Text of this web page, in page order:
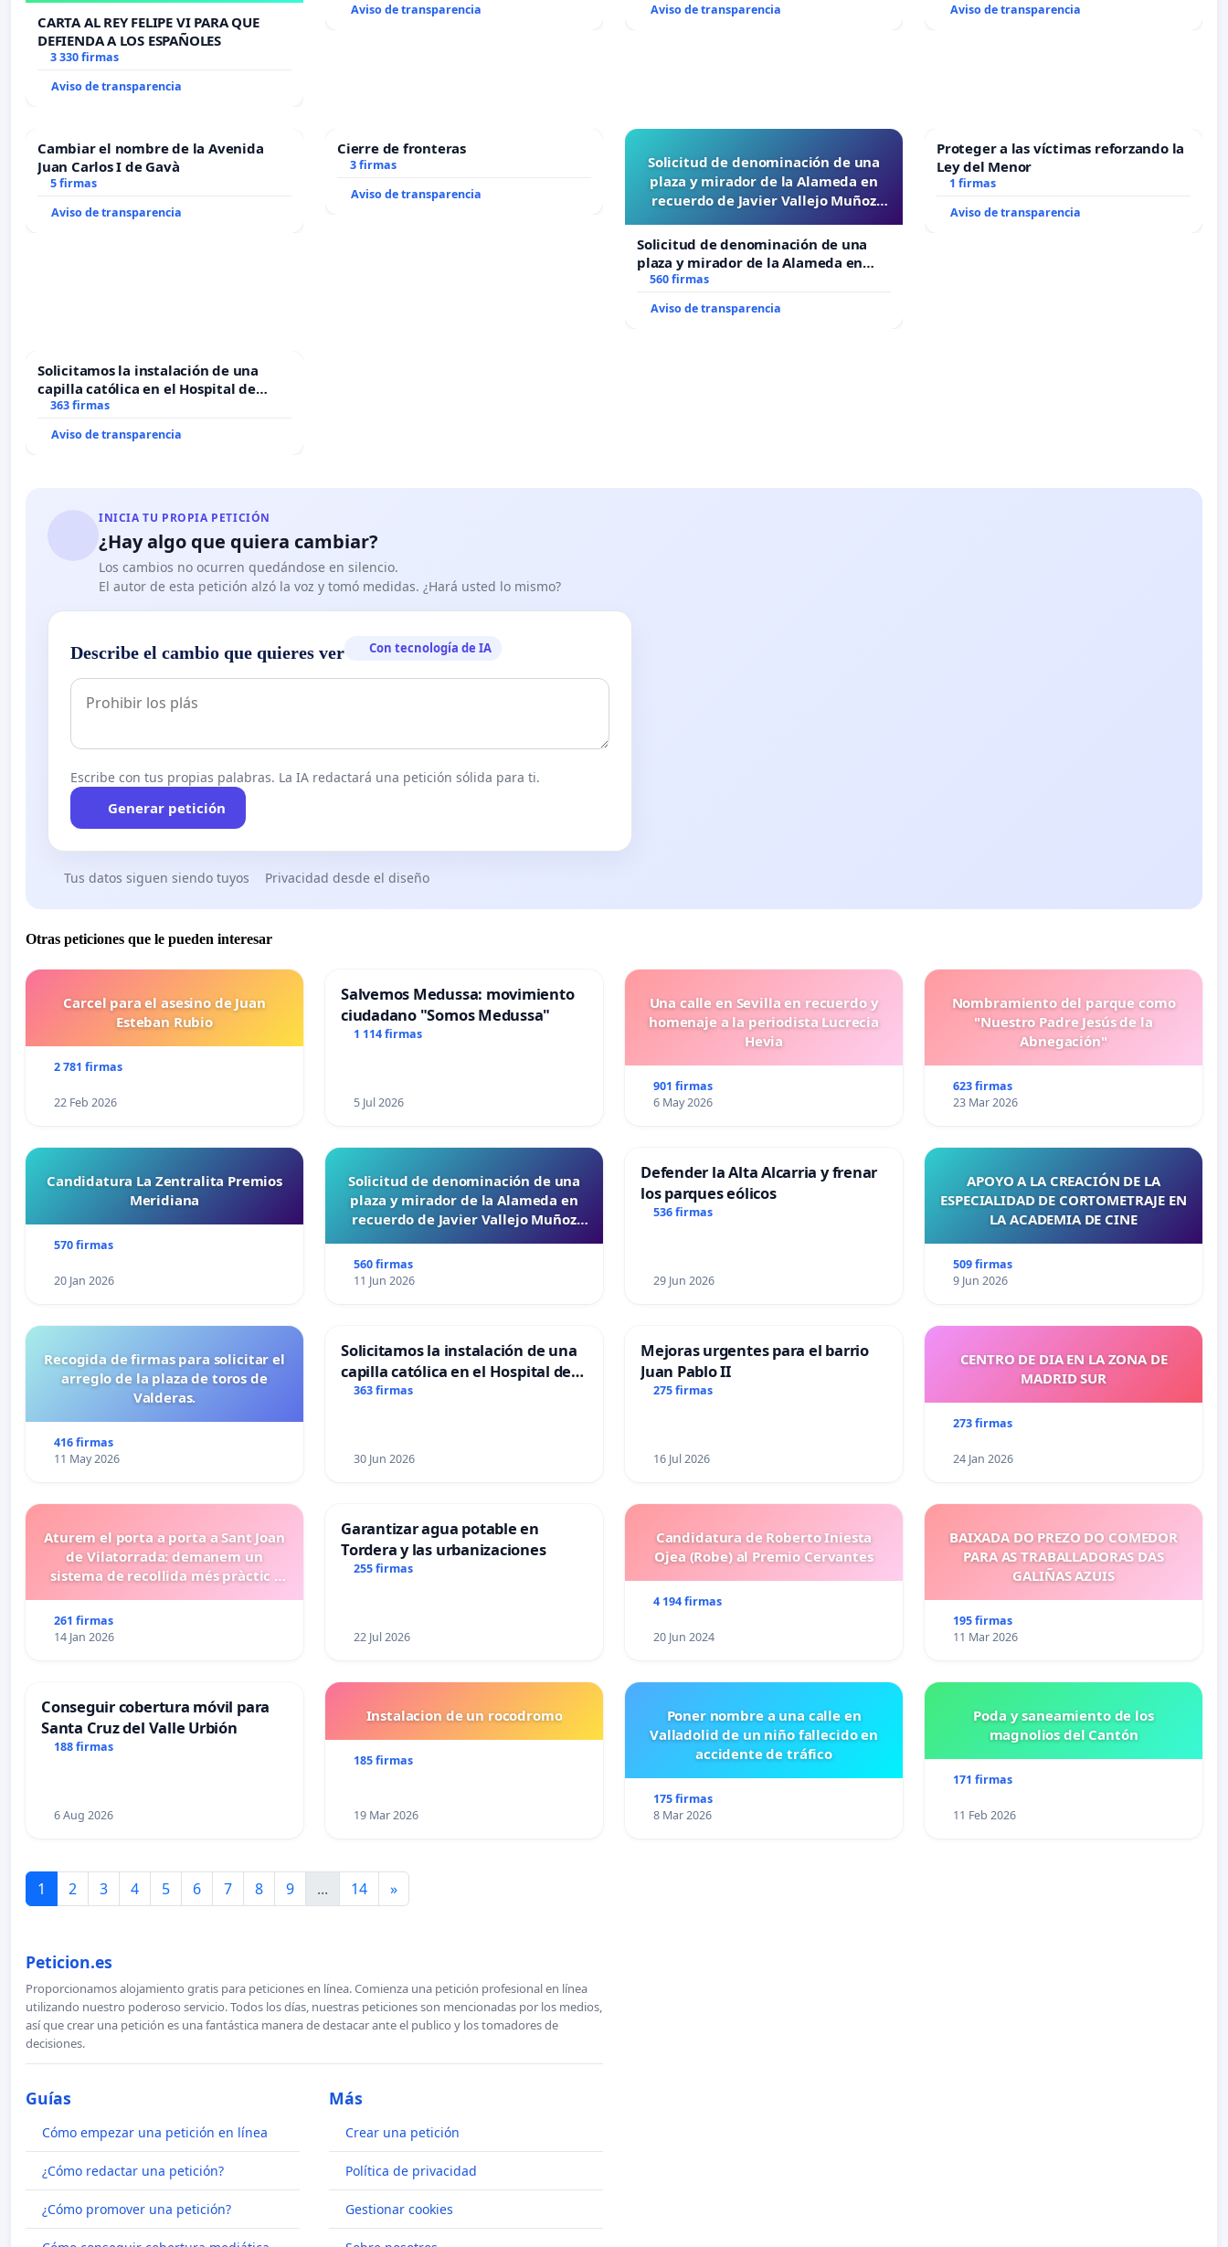
CARTA AL REY FELIPE VI PARA QUE
DEFIENDA A LOS ESPAÑOLES
3 330 firmas
Aviso de transparencia
Aviso de transparencia
Aviso de transparencia
Aviso de transparencia
Cambiar el nombre de la Avenida
Juan Carlos I de Gavà
5 firmas
Aviso de transparencia
Cierre de fronteras
3 firmas
Aviso de transparencia
Solicitud de denominación de una
plaza y mirador de la Alameda en
recuerdo de Javier Vallejo Muñoz
Solicitud de denominación de una
plaza y mirador de la Alameda en
recuerdo de Javier Vallejo Muñoz
560 firmas
Aviso de transparencia
Proteger a las víctimas reforzando la
Ley del Menor
1 firmas
Aviso de transparencia
Solicitamos la instalación de una
capilla católica en el Hospital de
Alcañiz
363 firmas
Aviso de transparencia
INICIA TU PROPIA PETICIÓN
¿Hay algo que quiera cambiar?
Los cambios no ocurren quedándose en silencio.
El autor de esta petición alzó la voz y tomó medidas. ¿Hará usted lo mismo?
Describe el cambio que quieres ver Con tecnología de IA
Escribe con tus propias palabras. La IA redactará una petición sólida para ti.
Generar petición
Tus datos siguen siendo tuyos Privacidad desde el diseño
Otras peticiones que le pueden interesar
Carcel para el asesino de Juan
Esteban Rubio
2 781 firmas
22 Feb 2026
Salvemos Medussa: movimiento
ciudadano "Somos Medussa"
1 114 firmas
5 Jul 2026
Una calle en Sevilla en recuerdo y
homenaje a la periodista Lucrecia
Hevia
901 firmas
6 May 2026
Nombramiento del parque como
"Nuestro Padre Jesús de la
Abnegación"
623 firmas
23 Mar 2026
Candidatura La Zentralita Premios
Meridiana
570 firmas
20 Jan 2026
Solicitud de denominación de una
plaza y mirador de la Alameda en
recuerdo de Javier Vallejo Muñoz
560 firmas
11 Jun 2026
Defender la Alta Alcarria y frenar
los parques eólicos
536 firmas
29 Jun 2026
APOYO A LA CREACIÓN DE LA
ESPECIALIDAD DE CORTOMETRAJE EN
LA ACADEMIA DE CINE
509 firmas
9 Jun 2026
Recogida de firmas para solicitar el
arreglo de la plaza de toros de
Valderas.
416 firmas
11 May 2026
Solicitamos la instalación de una
capilla católica en el Hospital de
Alcañiz
363 firmas
30 Jun 2026
Mejoras urgentes para el barrio
Juan Pablo II
275 firmas
16 Jul 2026
CENTRO DE DIA EN LA ZONA DE
MADRID SUR
273 firmas
24 Jan 2026
Aturem el porta a porta a Sant Joan
de Vilatorrada: demanem un
sistema de recollida més pràctic i
261 firmas
14 Jan 2026
Garantizar agua potable en
Tordera y las urbanizaciones
255 firmas
22 Jul 2026
Candidatura de Roberto Iniesta
Ojea (Robe) al Premio Cervantes
4 194 firmas
20 Jun 2024
BAIXADA DO PREZO DO COMEDOR
PARA AS TRABALLADORAS DAS
GALIÑAS AZUIS
195 firmas
11 Mar 2026
Conseguir cobertura móvil para
Santa Cruz del Valle Urbión
188 firmas
6 Aug 2026
Instalacion de un rocodromo
185 firmas
19 Mar 2026
Poner nombre a una calle en
Valladolid de un niño fallecido en
accidente de tráfico
175 firmas
8 Mar 2026
Poda y saneamiento de los
magnolios del Cantón
171 firmas
11 Feb 2026
1 2 3 4 5 6 7 8 9 ... 14 »
Peticion.es
Proporcionamos alojamiento gratis para peticiones en línea. Comienza una petición profesional en línea
utilizando nuestro poderoso servicio. Todos los días, nuestras peticiones son mencionadas por los medios,
así que crear una petición es una fantástica manera de destacar ante el publico y los tomadores de
decisiones.
Guías
Cómo empezar una petición en línea
¿Cómo redactar una petición?
¿Cómo promover una petición?
Más
Crear una petición
Política de privacidad
Gestionar cookies